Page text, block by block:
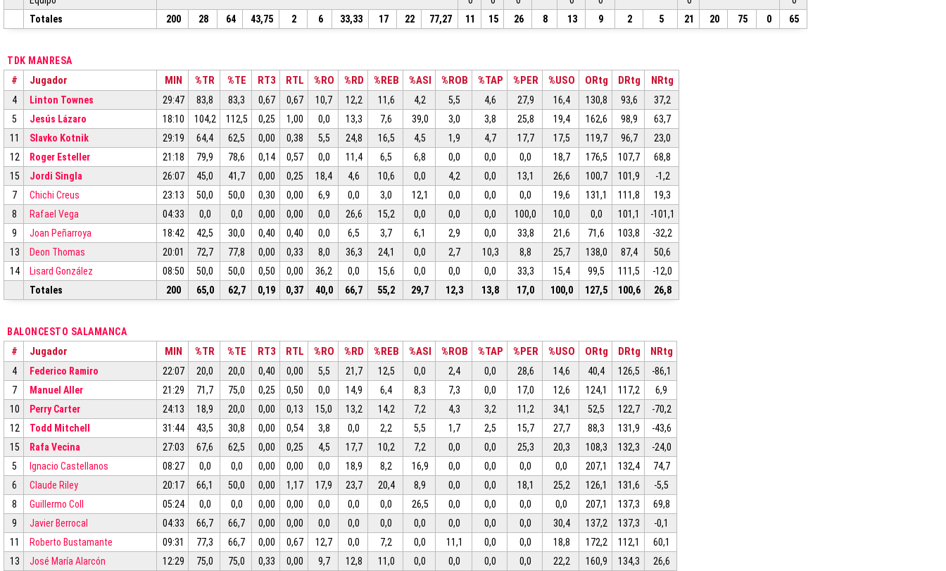
Totales
200 28 64 43,75 2 6 33,33 17 22 77,27 11 15 26 8 13 9 2 5 21 20 75 0 65
TDK MANRESA
# Jugador MIN %TR %TE RT3 RTL %RO %RD %REB %ASI %ROB %TAP %PER %USO ORtg DRtg NRtg
4 Linton Townes 29:47 83,8 83,3 0,67 0,67 10,7 12,2 11,6 4,2 5,5 4,6 27,9 16,4 130,8 93,6
37,2
5
Jesús Lázaro 18:10 104,2 112,5 0,25 1,00 0,0 13,3 7,6 39,0 3,0 3,8 25,8 19,4 162,6 98,9
63,7
11
Slavko Kotnik 29:19 64,4 62,5 0,00 0,38 5,5 24,8 16,5 4,5 1,9 4,7 17,7 17,5 119,7 96,7
23,0
12
Roger Esteller 21:18 79,9 78,6 0,14 0,57 0,0 11,4 6,5 6,8 0,0 0,0 0,0 18,7 176,5 107,7
68,8
15
Jordi Singla 26:07 45,0 41,7 0,00 0,25 18,4 4,6 10,6 0,0 4,2 0,0 13,1 26,6 100,7 101,9
-1,2
7
Chichi Creus 23:13 50,0 50,0 0,30 0,00 6,9 0,0 3,0 12,1 0,0 0,0 0,0 19,6 131,1 111,8
19,3
8
Rafael Vega 04:33 0,0 0,0 0,00 0,00 0,0 26,6 15,2 0,0 0,0 0,0 100,0 10,0 0,0 101,1
-101,1
9
Joan Peñarroya 18:42 42,5 30,0 0,40 0,40 0,0 6,5 3,7 6,1 2,9 0,0 33,8 21,6 71,6 103,8
-32,2
13
Deon Thomas 20:01 72,7 77,8 0,00 0,33 8,0 36,3 24,1 0,0 2,7 10,3 8,8 25,7 138,0 87,4
50,6
14
Lisard González 08:50 50,0 50,0 0,50 0,00 36,2 0,0 15,6 0,0 0,0 0,0 33,3 15,4 99,5 111,5
-12,0
Totales
200 65,0 62,7 0,19 0,37 40,0 66,7 55,2 29,7 12,3 13,8 17,0 100,0 127,5 100,6 26,8
BALONCESTO SALAMANCA
# Jugador MIN %TR %TE RT3 RTL %RO %RD %REB %ASI %ROB %TAP %PER %USO ORtg DRtg NRtg
4 Federico Ramiro 22:07 20,0 20,0 0,40 0,00 5,5 21,7 12,5 0,0 2,4 0,0 28,6 14,6 40,4 126,5
-86,1
7
Manuel Aller 21:29 71,7 75,0 0,25 0,50 0,0 14,9 6,4 8,3 7,3 0,0 17,0 12,6 124,1 117,2
6,9
10
Perry Carter 24:13 18,9 20,0 0,00 0,13 15,0 13,2 14,2 7,2 4,3 3,2 11,2 34,1 52,5 122,7
-70,2
12
Todd Mitchell 31:44 43,5 30,8 0,00 0,54 3,8 0,0 2,2 5,5 1,7 2,5 15,7 27,7 88,3 131,9
-43,6
15
Rafa Vecina 27:03 67,6 62,5 0,00 0,25 4,5 17,7 10,2 7,2 0,0 0,0 25,3 20,3 108,3 132,3
-24,0
5
Ignacio Castellanos 08:27 0,0 0,0 0,00 0,00 0,0 18,9 8,2 16,9 0,0 0,0 0,0 0,0 207,1 132,4
74,7
6
Claude Riley 20:17 66,1 50,0 0,00 1,17 17,9 23,7 20,4 8,9 0,0 0,0 18,1 25,2 126,1 131,6
-5,5
8
Guillermo Coll 05:24 0,0 0,0 0,00 0,00 0,0 0,0 0,0 26,5 0,0 0,0 0,0 0,0 207,1 137,3
69,8
9
Javier Berrocal 04:33 66,7 66,7 0,00 0,00 0,0 0,0 0,0 0,0 0,0 0,0 0,0 30,4 137,2 137,3
-0,1
11
Roberto Bustamante 09:31 77,3 66,7 0,00 0,67 12,7 0,0 7,2 0,0 11,1 0,0 0,0 18,8 172,2 112,1
60,1
13
José María Alarcón 12:29 75,0 75,0 0,33 0,00 9,7 12,8 11,0 0,0 0,0 0,0 0,0 22,2 160,9 134,3 26,6